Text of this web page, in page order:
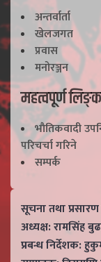
अन्तर्वार्ता
खेलजगत
प्रवास
मनोरञ्जन
महत्वपूर्ण
भाैतिकवादी
परिचर्चा गरिने
सम्पर्क
सूचना तथा
अध्यक्ष: रामसिंह
प्रबन्ध निर्देशक: